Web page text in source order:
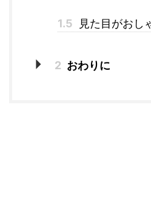
1.5 見た目がおし
2 おわりに